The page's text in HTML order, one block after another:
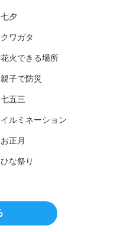
七夕
クワガタ
花火できる場所
親子で防災
七五三
イルミネーション
お正月
ひな祭り